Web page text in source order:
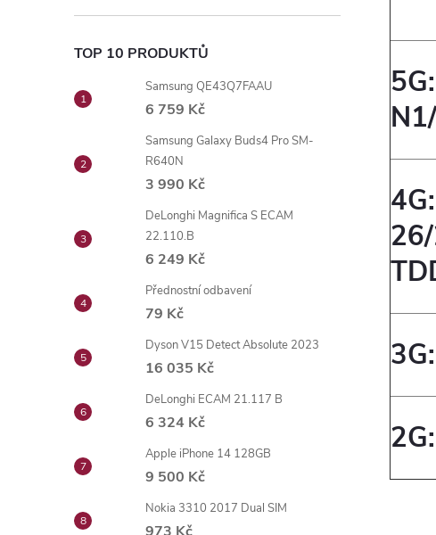
TOP 10 PRODUKTŮ
Samsung QE43Q7FAAU
6 759 Kč
Samsung Galaxy Buds4 Pro SM-
R640N
3 990 Kč
DeLonghi Magnifica S ECAM
22.110.B
6 249 Kč
Přednostní odbavení
79 Kč
Dyson V15 Detect Absolute 2023
16 035 Kč
DeLonghi ECAM 21.117 B
6 324 Kč
Apple iPhone 14 128GB
9 500 Kč
Nokia 3310 2017 Dual SIM
973 Kč